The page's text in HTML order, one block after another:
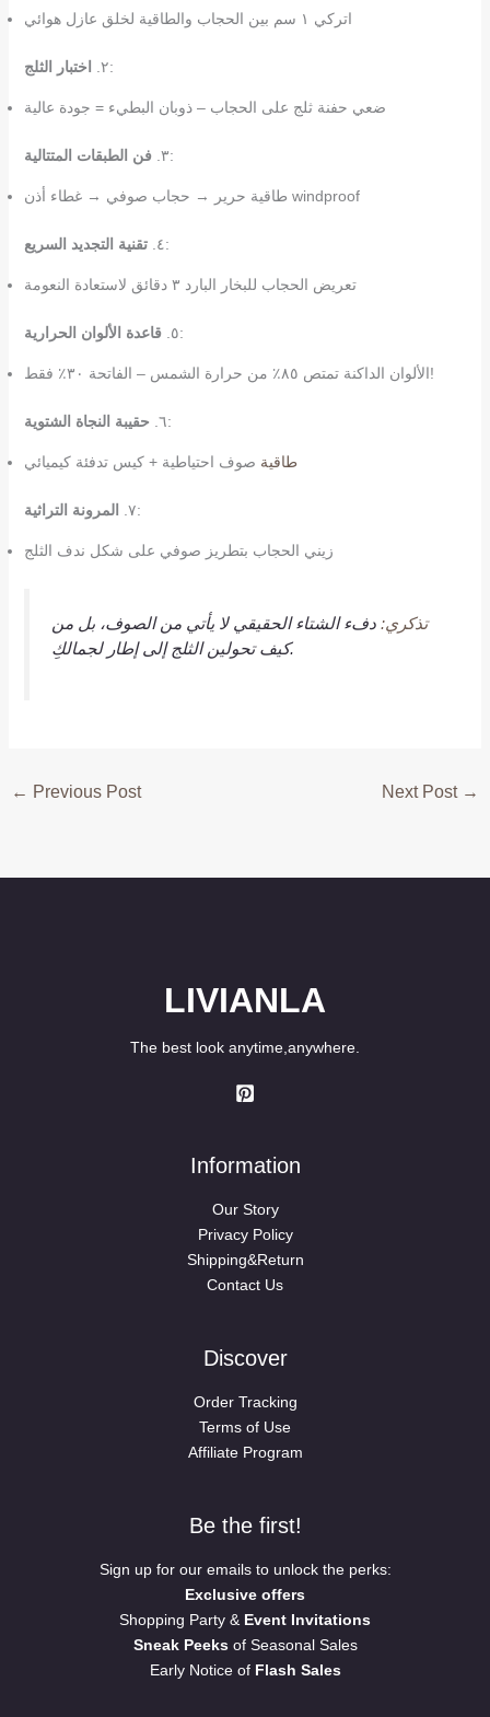
اتركي ١ سم بين الحجاب والطاقية لخلق عازل هوائي
٢. اختبار الثلج :
ضعي حفنة ثلج على الحجاب – ذوبان البطيء = جودة عالية
٣. فن الطبقات المتتالية :
طاقية حرير → حجاب صوفي → غطاء أذن windproof
٤. تقنية التجديد السريع :
تعريض الحجاب للبخار البارد ٣ دقائق لاستعادة النعومة
٥. قاعدة الألوان الحرارية :
الألوان الداكنة تمتص ٨٥٪ من حرارة الشمس – الفاتحة ٣٠٪ فقط!
٦. حقيبة النجاة الشتوية :
طاقية صوف احتياطية + كيس تدفئة كيميائي
٧. المرونة التراثية :
زيني الحجاب بتطريز صوفي على شكل ندف الثلج
تذكري:دفء الشتاء الحقيقي لا يأتي من الصوف، بل من
كيف تحولين الثلج إلى إطار لجمالكِ.
← Previous Post Next Post →
LIVIANLA
The best look anytime,anywhere.
Information
Our Story
Privacy Policy
Shipping&Return
Contact Us
Discover
Order Tracking
Terms of Use
Affiliate Program
Be the first!
Sign up for our emails to unlock the perks:
Exclusive offers
Shopping Party & Event Invitations
Sneak Peeksof Seasonal Sales
Early Notice of Flash Sales